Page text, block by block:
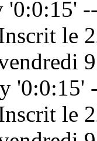
'0:0:15'
le
'0:0:15'
le